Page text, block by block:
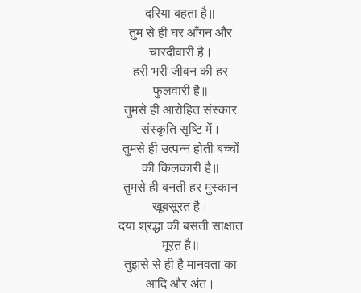
दरिया बहता है॥
तुम से ही घर आँगन और
चारदीवारी है।
हरी भरी जीवन की हर
फुलवारी है॥
तुमसे ही आरोहित संस्कार
संस्कृति सृष्टि में।
तुमसे ही उत्पन्न होती बच्चों
की किलकारी है॥
तुमसे ही बनती हर मुस्कान
खूबसूरत है।
दया श्रद्धा की बसती साक्षात
मूरत है॥
तुझसे से ही है मानवता का
आदि और अंत।